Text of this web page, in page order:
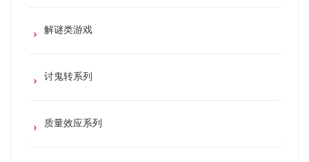
解谜类游戏
讨鬼转系列
质量效应系列